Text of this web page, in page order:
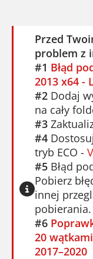
Przed
problem z
#1 Błąd
2013 x64 -
#2 Dodaj
na cały
#3
#4
tryb ECO -
#5 Błąd
Pobierz
innej
#6
20
2017–2020